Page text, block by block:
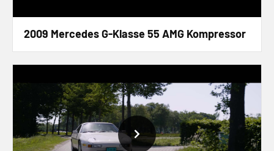
2009 Mercedes G-Klasse 55 AMG Kompressor